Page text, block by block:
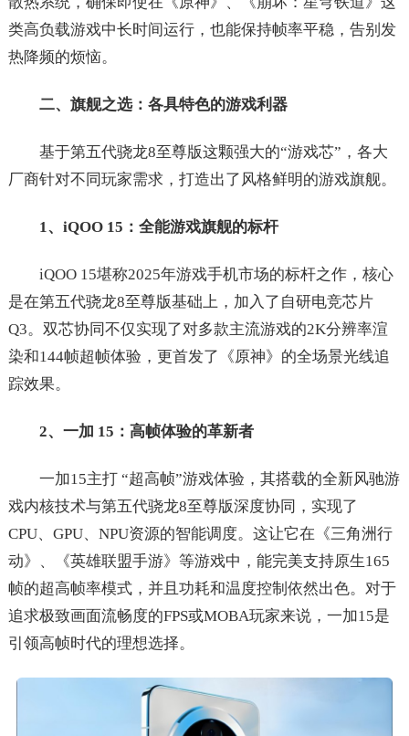
类高负载游戏中长时间运行，也能保持帧率平稳，告别发
热降频的烦恼。
二、旗舰之选：各具特色的游戏利器
基于第五代骁龙8至尊版这颗强大的“游戏芯”，各大
厂商针对不同玩家需求，打造出了风格鲜明的游戏旗舰。
1、iQOO 15：全能游戏旗舰的标杆
iQOO 15堪称2025年游戏手机市场的标杆之作，核心
是在第五代骁龙8至尊版基础上，加入了自研电竞芯片
Q3。双芯协同不仅实现了对多款主流游戏的2K分辨率渲
染和144帧超帧体验，更首发了《原神》的全场景光线追
踪效果。
2、一加 15：高帧体验的革新者
一加15主打 “超高帧”游戏体验，其搭载的全新风驰游
戏内核技术与第五代骁龙8至尊版深度协同，实现了
CPU、GPU、NPU资源的智能调度。这让它在《三角洲行
动》、《英雄联盟手游》等游戏中，能完美支持原生165
帧的超高帧率模式，并且功耗和温度控制依然出色。对于
追求极致画面流畅度的FPS或MOBA玩家来说，一加15是
引领高帧时代的理想选择。